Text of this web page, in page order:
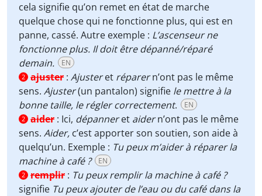
cela signifie qu’on remet en état de marche
quelque chose qui ne fonctionne plus, qui est en
panne, cassé. Autre exemple : L’ascenseur ne
fonctionne plus. Il doit être dépanné/réparé
demain.
EN
2 ajuster : Ajusteret réparern’ont pas le même
sens. Ajuster(un pantalon) signifie le mettre à la
bonne taille, le régler correctement. EN
2 aider : Ici, dépanneret aidern’ont pas le même
sens. Aider, c’est apporter son soutien, son aide à
quelqu’un. Exemple : Tu peux m’aider à réparer la
machine à café ?
EN
2 remplir : Tu peux remplir la machine à café ?
signifie Tu peux ajouter de l’eau ou du café dans la